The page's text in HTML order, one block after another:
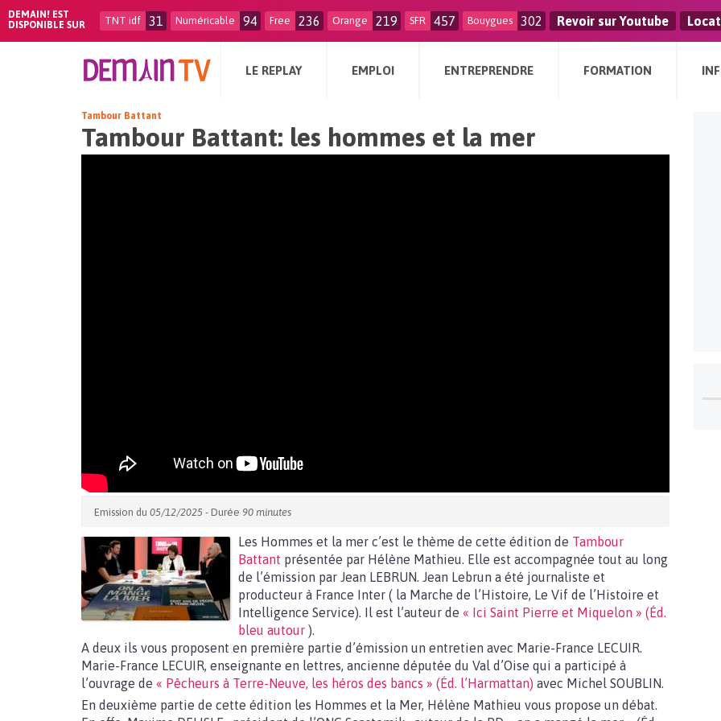
DEMAIN! EST
DISPONIBLE SUR
TNT idf 31 Numéricable 94 Free 236 Orange 219 SFR 457 Bouygues 302 Revoir sur Youtube
LE REPLAY EMPLOI ENTREPRENDRE FORMATION
Tambour Battant
Tambour Battant: les hommes et la mer
Emission du 05/12/2025 - Durée 90 minutes
Les Hommes et la mer c’est le thème de cette édition de Tambour
Battant présentée par Hélène Mathieu. Elle est accompagnée tout au long
de l’émission par Jean LEBRUN. Jean Lebrun a été journaliste et
producteur à France Inter ( la Marche de l’Histoire, Le Vif de l’Histoire et
Intelligence Service). Il est l’auteur de « Ici Saint Pierre et Miquelon » (Éd.
bleu autour ).
A deux ils vous proposent en première partie d’émission un entretien avec Marie-France LECUIR.
Marie-France LECUIR, enseignante en lettres, ancienne députée du Val d’Oise qui a participé à
l’ouvrage de « Pêcheurs à Terre-Neuve, les héros des bancs » (Éd. l’Harmattan) avec Michel SOUBLIN.
En deuxième partie de cette édition les Hommes et la Mer, Hélène Mathieu vous propose un débat.